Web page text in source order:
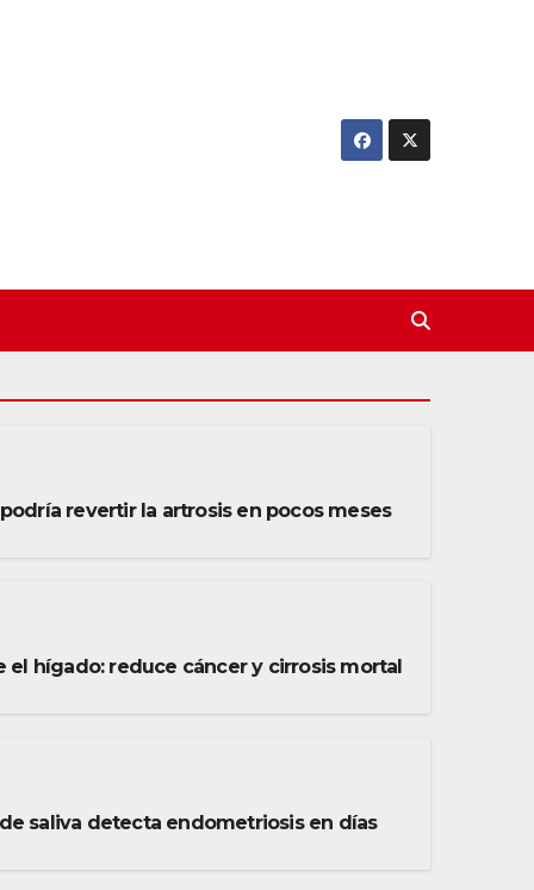
revertir la artrosis en pocos meses
el hígado: reduce cáncer y cirrosis mortal
saliva detecta endometriosis en días